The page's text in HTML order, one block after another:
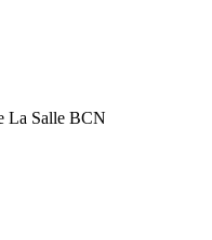
La Salle BCN